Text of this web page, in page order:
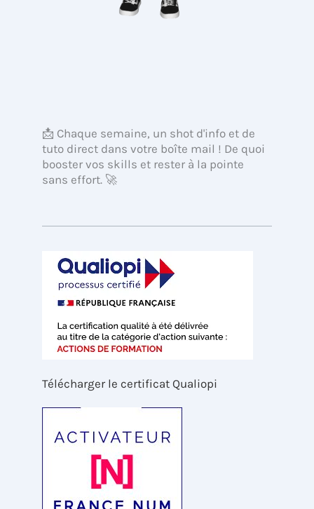
📩 Chaque semaine, un shot d'info et de
tuto direct dans votre boîte mail ! De quoi
booster vos skills et rester à la pointe
sans effort. 🚀
Télécharger le certificat Qualiopi